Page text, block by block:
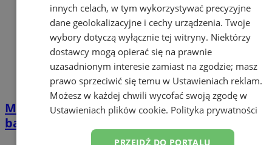
Mammobus w Orzeszu – bezpłatne
badania mammograficzne 22 października
innych celach, w tym wykorzystywać precyzyjne
dane geolokalizacyjne i cechy urządzenia. Twoje
wybory dotyczą wyłącznie tej witryny. Niektórzy
dostawcy mogą opierać się na prawnie
uzasadnionym interesie zamiast na zgodzie; masz
prawo sprzeciwić się temu w Ustawieniach reklam.
Możesz w każdej chwili wycofać swoją zgodę w
Ustawieniach plików cookie. Polityka prywatności
PRZEJDŹ DO PORTALU